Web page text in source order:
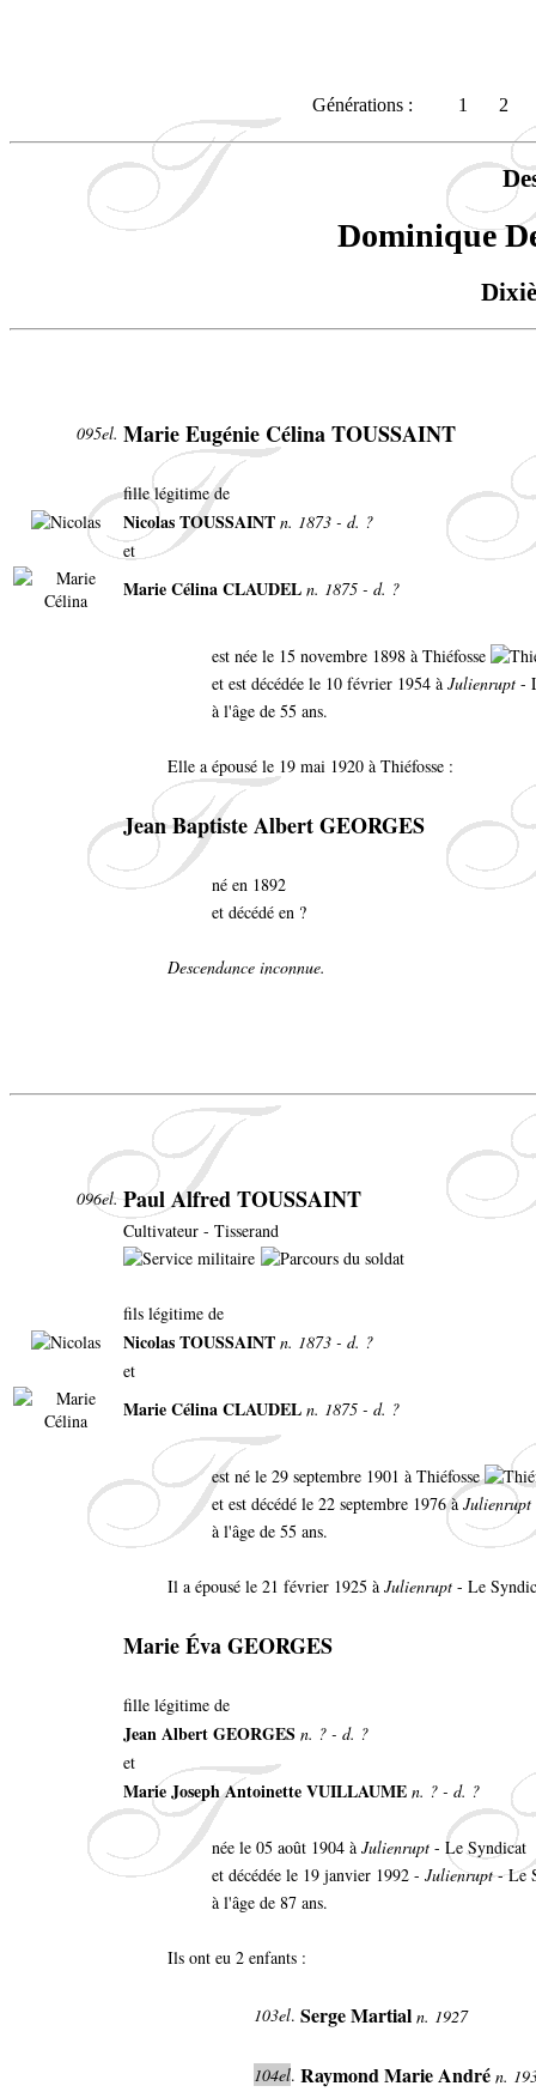
Générations : 1 2
Dominique
095el. Marie Eugénie Célina TOUSSAINT
fille légitime de
Nicolas TOUSSAINT n. 1873 - d. ?
et
Marie Célina CLAUDEL n. 1875 - d. ?
est née le 15 novembre 1898 à Thiéfosse
et est décédée le 10 février 1954 à Julienrupt -
à l'âge de 55 ans.
Elle a épousé le 19 mai 1920 à Thiéfosse :
Jean Baptiste Albert GEORGES
né en 1892
et décédé en ?
Descendance inconnue.
096el. Paul Alfred TOUSSAINT
Cultivateur - Tisserand
fils légitime de
Nicolas TOUSSAINT n. 1873 - d. ?
et
Marie Célina CLAUDEL n. 1875 - d. ?
est né le 29 septembre 1901 à Thiéfosse
et est décédé le 22 septembre 1976 àJulienrupt
à l'âge de 55 ans.
Il a épousé le 21 février 1925 à Julienrupt - Le
Marie Éva GEORGES
fille légitime de
Jean Albert GEORGES n. ? - d. ?
et
Marie Joseph Antoinette VUILLAUME n. ? - d. ?
née le 05 août 1904 à Julienrupt - Le Syndicat
et décédée le 19 janvier 1992 - Julienrupt- Le
à l'âge de 87 ans.
Ils ont eu 2 enfants :
103el. Serge Martial n. 1927
104el. Raymond Marie André n.